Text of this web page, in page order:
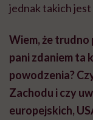
jednak takich
Wiem, że trudno
pani zdaniem ta
powodzenia?
Zachodu i czy
europejskich,